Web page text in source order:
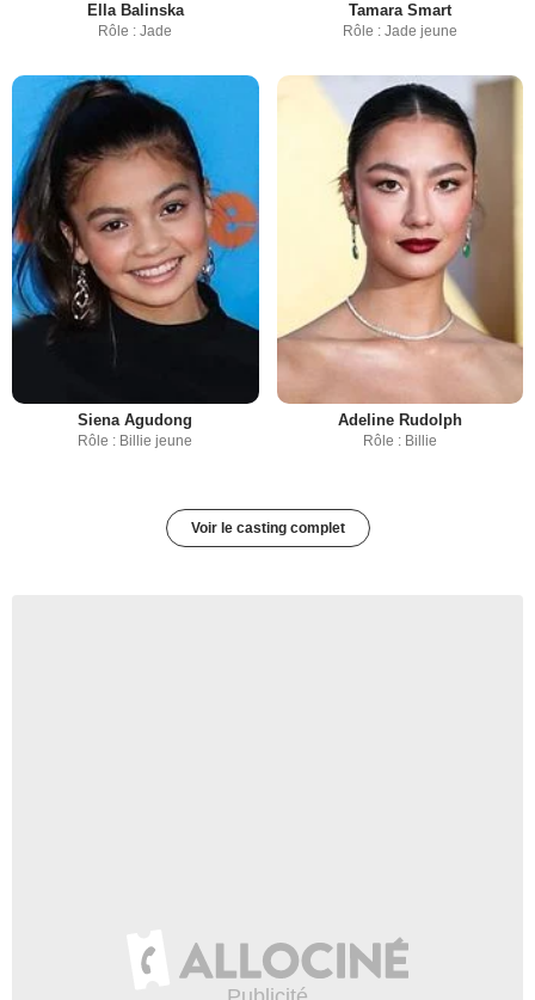
Ella Balinska
Rôle : Jade
Tamara Smart
Rôle : Jade jeune
Siena Agudong
Rôle : Billie jeune
Adeline Rudolph
Rôle : Billie
Voir le casting complet